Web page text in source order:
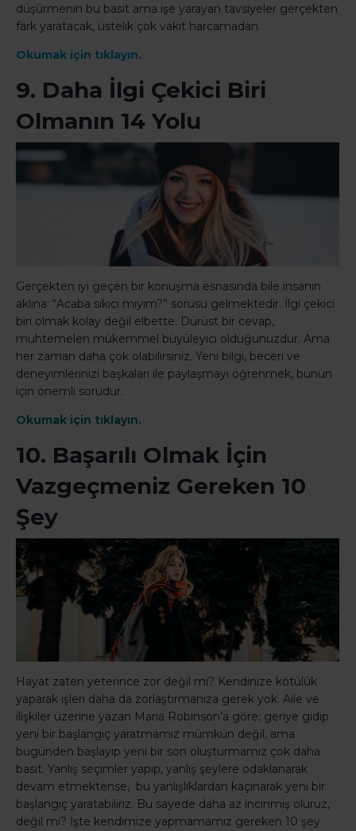
düşürmenin bu basit ama işe yarayan tavsiyeler gerçekten
fark yaratacak, üstelik çok vakit harcamadan.
Okumak için tıklayın.
9. Daha İlgi Çekici Biri
Olmanın 14 Yolu
Gerçekten iyi geçen bir konuşma esnasında bile insanın
aklına: “Acaba sıkıcı mıyım?” sorusu gelmektedir. İlgi çekici
biri olmak kolay değil elbette. Dürüst bir cevap,
muhtemelen mükemmel büyüleyici olduğunuzdur. Ama
her zaman daha çok olabilirsiniz. Yeni bilgi, beceri ve
deneyimlerinizi başkaları ile paylaşmayı öğrenmek, bunun
için önemli sorudur.
Okumak için tıklayın.
10. Başarılı Olmak İçin
Vazgeçmeniz Gereken 10
Şey
Hayat zaten yeterince zor değil mi? Kendinize kötülük
yaparak işleri daha da zorlaştırmanıza gerek yok. Aile ve
ilişkiler üzerine yazan Maria Robinson’a göre; geriye gidip
yeni bir başlangıç yaratmamız mümkün değil, ama
bugünden başlayıp yeni bir son oluşturmamız çok daha
basit. Yanlış seçimler yapıp, yanlış şeylere odaklanarak
devam etmektense, bu yanlışlıklardan kaçınarak yeni bir
başlangıç yaratabiliriz. Bu sayede daha az incinmiş oluruz,
değil mi? İşte kendimize yapmamamız gereken 10 şey